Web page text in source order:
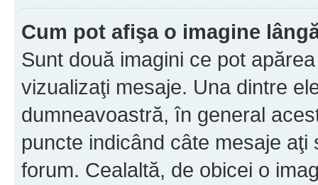
Cum pot afişa o imagine
Sunt două imagini ce pot
vizualizaţi mesaje. Una dintre
dumneavoastră, în general
puncte indicând câte mesaje
forum. Cealaltă, de obicei o